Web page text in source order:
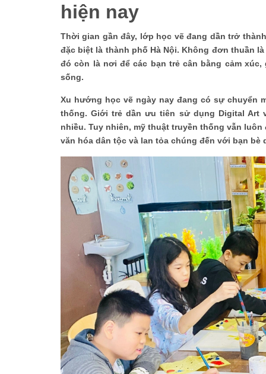
hiện nay
Thời gian gần đây, lớp học vẽ đang dần trở
đặc biệt là thành phố Hà Nội. Không đơn thuần
đó còn là nơi để các bạn trẻ cân bằng cảm
sống.
Xu hướng học vẽ ngày nay đang có sự chuyển
thống. Giới trẻ dần ưu tiên sử dụng Digital
nhiều. Tuy nhiên, mỹ thuật truyền thống vẫn
văn hóa dân tộc và lan tỏa chúng đến với bạn bè